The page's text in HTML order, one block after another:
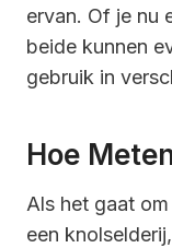
ervan. Of je nu
beide kunnen
gebruik in
Hoe
Als het gaat
een